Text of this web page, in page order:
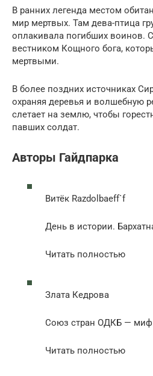
В ранних легенда местом
мир мертвых. Там дева-птица
оплакивала погибших воинов.
вестником Кощного бога,
мертвыми.
В более поздних источниках
охраняя деревья и волшебную
слетает на землю, чтобы
павших солдат.
Авторы Гайдпарка
Витёк Razdolbaeff`f
День в истории.
Читать полностью
Злата Кедрова
Союз стран ОДКБ — миф
Читать полностью